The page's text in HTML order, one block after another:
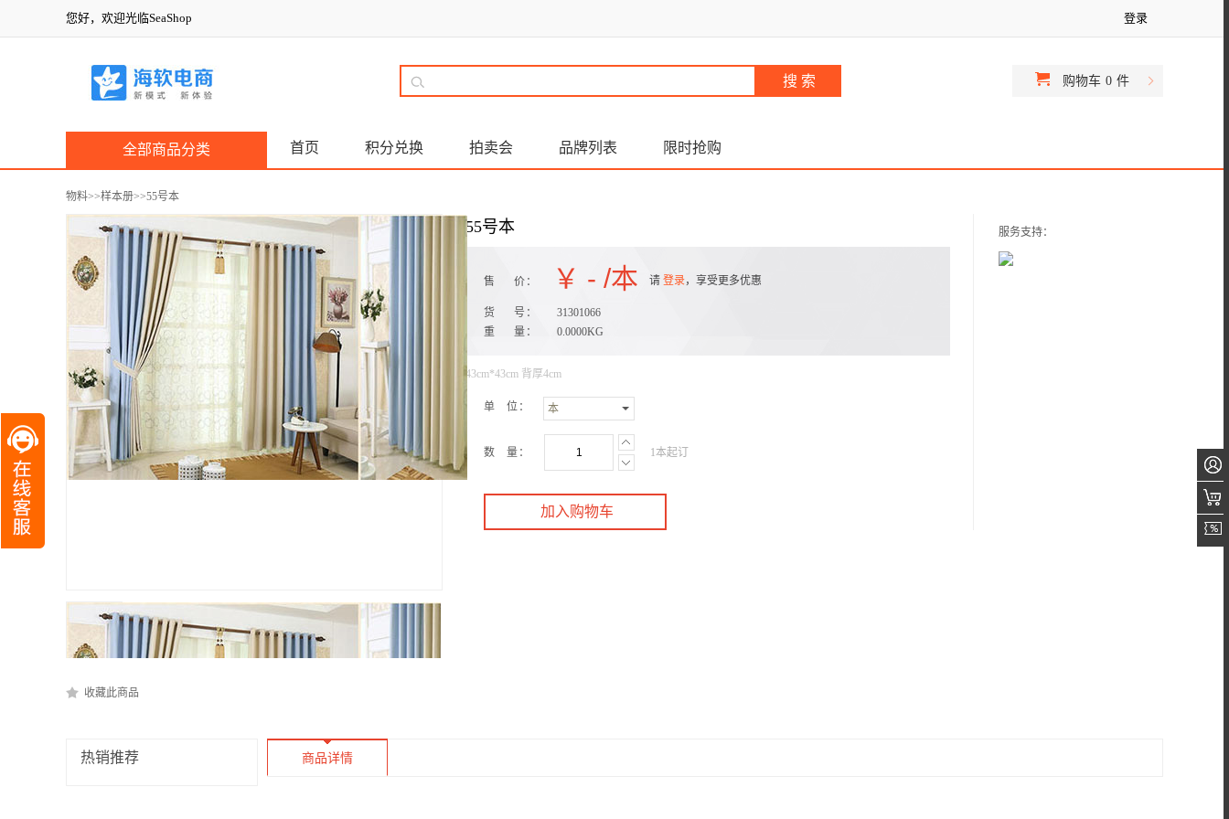
您好，欢迎光临SeaShop 登录
购物车 0 件
全部商品分类 首页 积分兑换 拍卖会 品牌列表 限时抢购
物料>>样本册>>55号本
收藏此商品
55号本
售 价： ￥ - /本 请 登录，享受更多优惠
货 号：
31301066
重 量：
0.0000KG
43cm*43cm 背厚4cm
单 位：
数 量： 1本起订
加入购物车
服务支持：
热销推荐 商品详情